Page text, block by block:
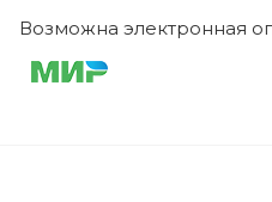
Возможна электронная